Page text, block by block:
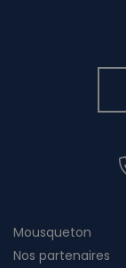
Mousqueton
Nos partenaires